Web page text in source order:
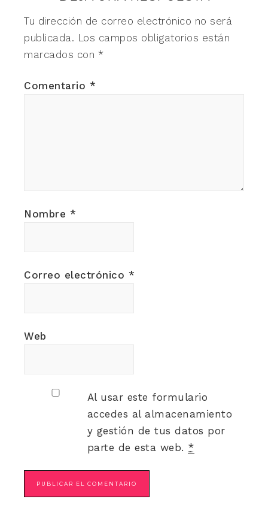
Tu dirección de correo electrónico no será
publicada. Los campos obligatorios están
marcados con *
Comentario *
Nombre *
Correo electrónico *
Web
Al usar este formulario
accedes al almacenamiento
y gestión de tus datos por
parte de esta web. *